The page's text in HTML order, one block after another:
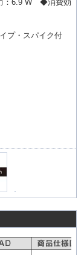
：6.9 W ◆消費効
プ・スパイク付